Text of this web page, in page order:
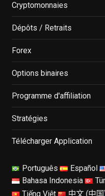
Cryptomonnaies
Dépôts / Retraits
Forex
Options binaires
Programme d'affiliation
Stratégies
Télécharger Application
Português Español
Bahasa Indonesia
Tiếng Việt 中文 (中